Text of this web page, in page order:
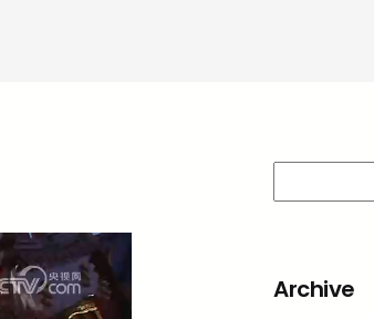
e
c
Archive